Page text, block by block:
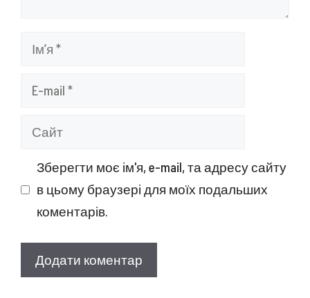
Ім’я
Сайт
Зберегти моє ім'я, e-mail, та адресу сайту
в цьому браузері для моїх подальших
коментарів.